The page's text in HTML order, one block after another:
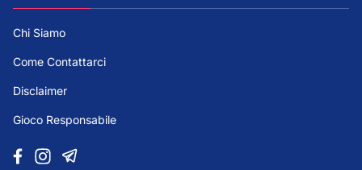
Chi Siamo
Come Contattarci
Disclaimer
Gioco Responsabile